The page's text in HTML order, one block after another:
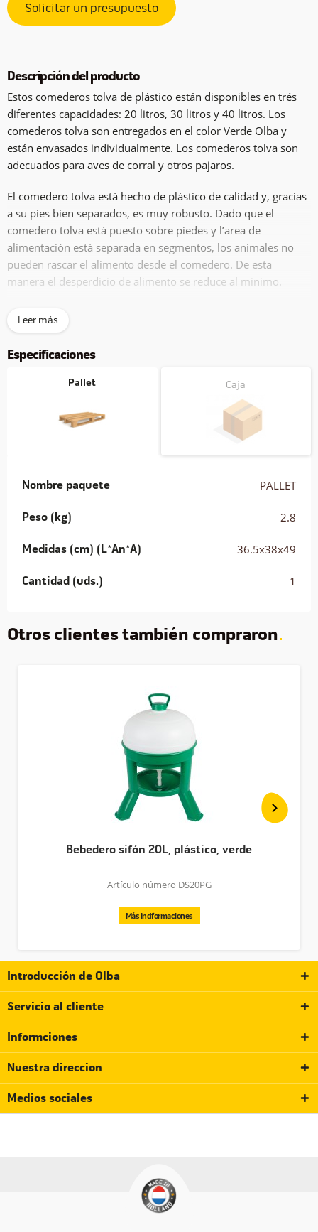
Solicitar un presupuesto
Descripción del producto
Estos comederos tolva de plástico están disponibles en trés
diferentes capacidades: 20 litros, 30 litros y 40 litros. Los
comederos tolva son entregados en el color Verde Olba y
están envasados individualmente. Los comederos tolva son
adecuados para aves de corral y otros pajaros.
El comedero tolva está hecho de plástico de calidad y, gracias
a su pies bien separados, es muy robusto. Dado que el
comedero tolva está puesto sobre piedes y l’area de
alimentación está separada en segmentos, los animales no
pueden rascar el alimento desde el comedero. De esta
manera el desperdicio de alimento se reduce al minimo.
Esto robusto comedero tolva es muy facíl a llenar, porqué
tiene una grande tapa roscada en su parte superior. Además
estos comederos tolva son muy sencillos a limpiar.
Leer más
Especificaciones
Pallet Caja
Nombre paquete PALLET
Peso (kg) 2.8
Medidas (cm) (L*An*A) 36.5x38x49
Cantidad (uds.) 1
Otros clientes también compraron
Bebedero sifón 20L, plástico, verde
Artículo número DS20PG
Más indformaciones
Introducción de Olba
Servicio al cliente
Informciones
Nuestra direccion
Medios sociales